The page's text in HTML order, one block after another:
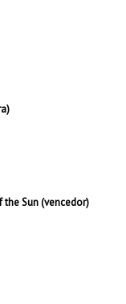
the Sun (vencedor)